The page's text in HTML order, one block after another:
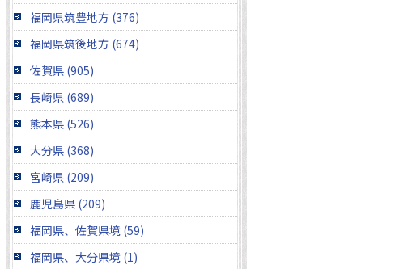
福岡県筑豊地方 (376)
福岡県筑後地方 (674)
佐賀県 (905)
長崎県 (689)
熊本県 (526)
大分県 (368)
宮崎県 (209)
鹿児島県 (209)
福岡県、佐賀県境 (59)
福岡県、大分県境 (1)